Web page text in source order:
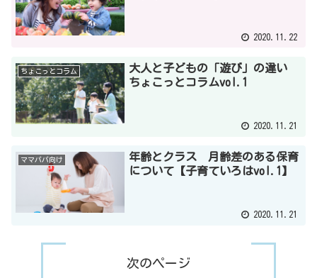
2020.11.22
ちょこっとコラム
大人と子どもの「遊び」の違い
ちょこっとコラムvol.1
2020.11.21
ママパパ向け
年齢とクラス 月齢差のある保育
について【子育ていろはvol.1】
2020.11.21
次のページ